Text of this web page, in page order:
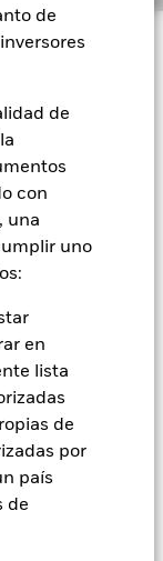
de
de
con
una
uno
en
lista
de
por
país
de
de su
e invirtiendo
a la
de sus activos
de
la producción
en los
de
o que
de
el Fondo
de
multiplicando la
de acciones